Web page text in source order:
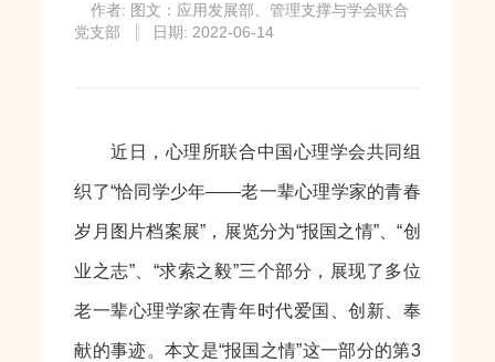
作者: 图文：应用发展部、管理支撑与学会联合
党支部
日期: 2022-06-14
近日，心理所联合中国心理学会共同组
织了“恰同学少年——老一辈心理学家的青春
岁月图片档案展”，展览分为“报国之情”、“创
业之志”、“求索之毅”三个部分，展现了多位
老一辈心理学家在青年时代爱国、创新、奉
献的事迹。本文是“报国之情”这一部分的第3